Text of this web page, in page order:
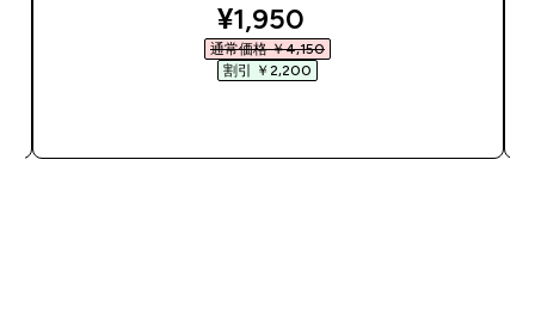
discounted price
¥1,950‎
通常価格 ￥4,150‎
割引 ￥2,200‎